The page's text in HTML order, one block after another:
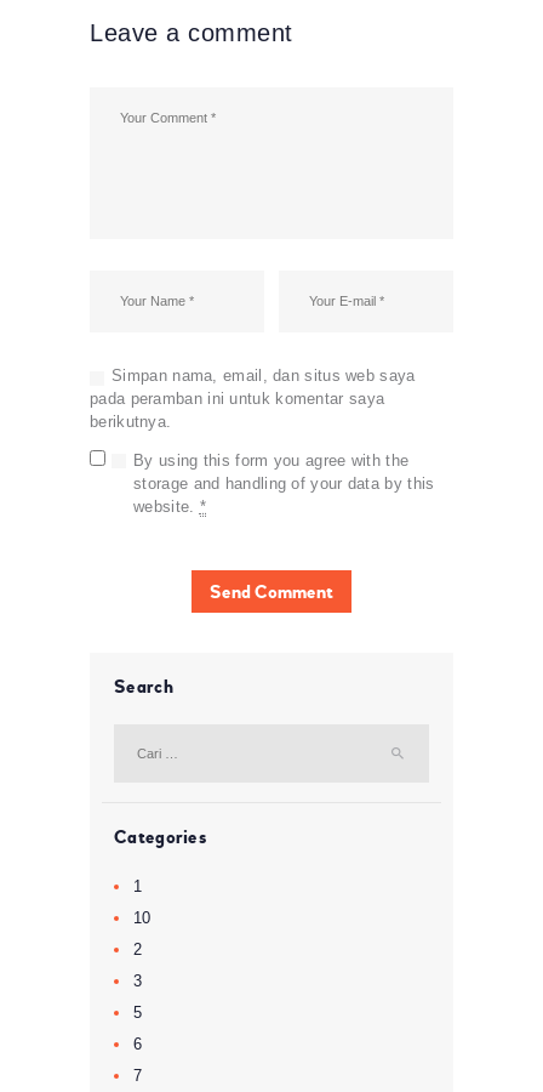
Leave a comment
Simpan nama, email, dan situs web saya
pada peramban ini untuk komentar saya
berikutnya.
By using this form you agree with the
storage and handling of your data by this
website. *
Search
untuk:
Categories
1
10
2
3
5
6
7